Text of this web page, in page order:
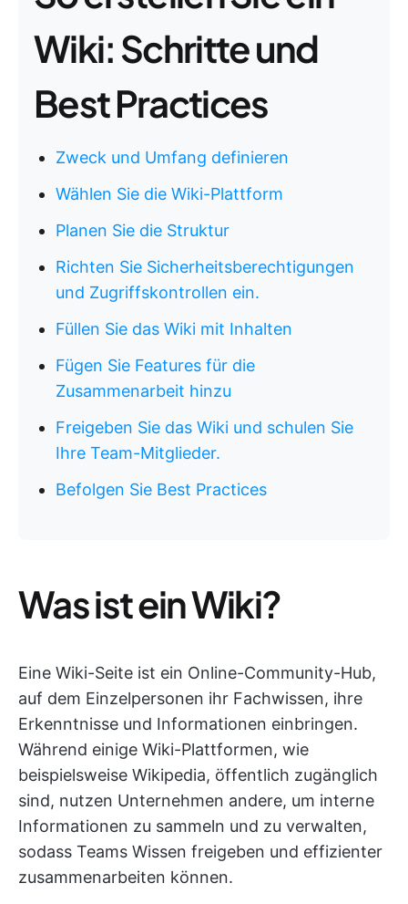
Wiki: Schritte und
Best Practices
Zweck und Umfang definieren
Wählen Sie die Wiki-Plattform
Planen Sie die Struktur
Richten Sie Sicherheitsberechtigungen
und Zugriffskontrollen ein.
Füllen Sie das Wiki mit Inhalten
Fügen Sie Features für die
Zusammenarbeit hinzu
Freigeben Sie das Wiki und schulen Sie
Ihre Team-Mitglieder.
Befolgen Sie Best Practices
Was ist ein Wiki?
Eine Wiki-Seite ist ein Online-Community-Hub,
auf dem Einzelpersonen ihr Fachwissen, ihre
Erkenntnisse und Informationen einbringen.
Während einige Wiki-Plattformen, wie
beispielsweise Wikipedia, öffentlich zugänglich
sind, nutzen Unternehmen andere, um interne
Informationen zu sammeln und zu verwalten,
sodass Teams Wissen freigeben und effizienter
zusammenarbeiten können.